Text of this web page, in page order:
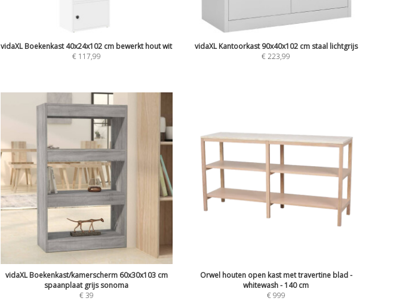
vidaXL Boekenkast 40x24x102 cm bewerkt hout wit
€ 117,99
vidaXL Kantoorkast 90x40x102 cm staal lichtgrijs
€223,99
vidaXL Boekenkast/kamerscherm 60x30x103 cm
spaanplaat grijs sonoma
€39
Orwel houten open kast met travertine blad -
whitewash - 140 cm
€999